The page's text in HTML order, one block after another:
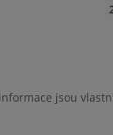
jsou